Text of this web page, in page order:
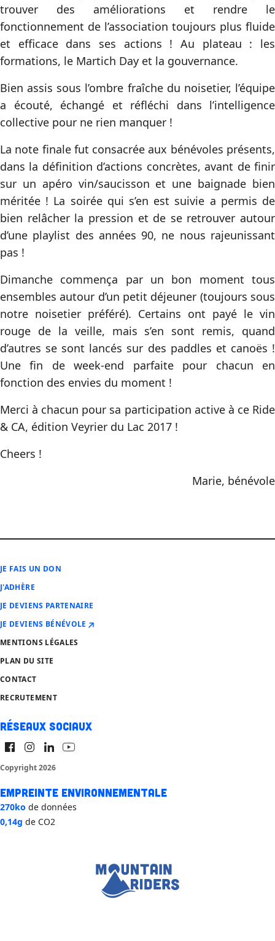
trouver des améliorations et rendre le
fonctionnement de l’association toujours plus fluide
et efficace dans ses actions ! Au plateau : les
formations, le Martich Day et la gouvernance.
Bien assis sous l’ombre fraîche du noisetier, l’équipe
a écouté, échangé et réfléchi dans l’intelligence
collective pour ne rien manquer !
La note finale fut consacrée aux bénévoles présents,
dans la définition d’actions concrètes, avant de finir
sur un apéro vin/saucisson et une baignade bien
méritée ! La soirée qui s’en est suivie a permis de
bien relâcher la pression et de se retrouver autour
d’une playlist des années 90, ne nous rajeunissant
pas !
Dimanche commença par un bon moment tous
ensembles autour d’un petit déjeuner (toujours sous
notre noisetier préféré). Certains ont payé le vin
rouge de la veille, mais s’en sont remis, quand
d’autres se sont lancés sur des paddles et canoës !
Une fin de week-end parfaite pour chacun en
fonction des envies du moment !
Merci à chacun pour sa participation active à ce Ride
& CA, édition Veyrier du Lac 2017 !
Cheers !
Marie, bénévole
JE FAIS UN DON
J'ADHÈRE
JE DEVIENS PARTENAIRE
JE DEVIENS BÉNÉVOLE
MENTIONS LÉGALES
PLAN DU SITE
CONTACT
RECRUTEMENT
Réseaux sociaux
Copyright 2026
Empreinte environnementale
270ko de données
0,14g de CO2